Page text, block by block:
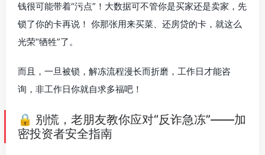
钱很可能带着“污点”！大数据可不管你是买家还是卖家，先
锁了你的卡再说！ 你那张用来买菜、还房贷的卡，就这么
光荣“牺牲”了。
而且，一旦被锁，解冻流程漫长而折磨，工作日才能咨
询，非工作日你就自求多福吧！
🔒 别慌，老朋友教你应对“反诈急冻”——加
密投资者安全指南